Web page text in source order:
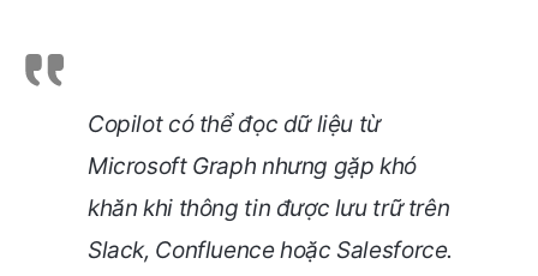
Copilot có thể đọc dữ liệu từ
Microsoft Graph nhưng gặp khó
khăn khi thông tin được lưu trữ trên
Slack, Confluence hoặc Salesforce.